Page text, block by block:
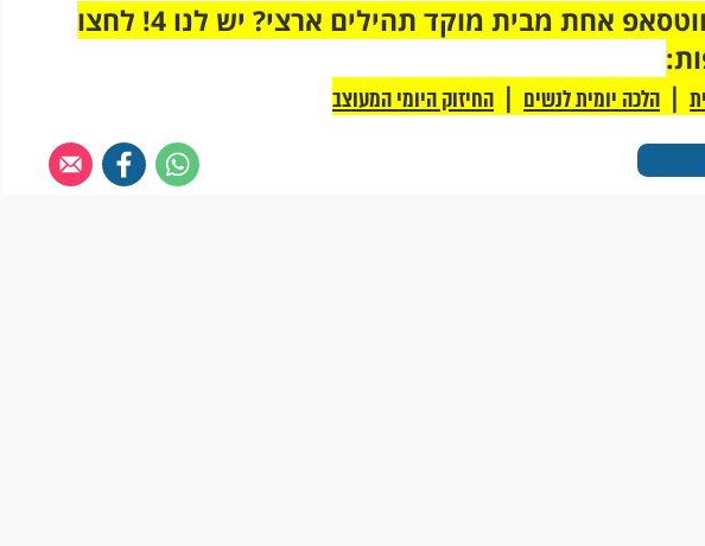
מחוברים רק לקבוצת ווטסאפ אחת מבית מוקד תהילים ארצי? יש לנו 4! לחצו
| הלכה יומית לנשים | החיזוק היומי המעוצב